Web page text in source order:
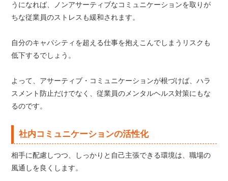
うになれば、ノンアサーティブなコミュニケーションを取りが
ちな従業員のストレスも緩和されます。
自分のキャパシティを超える仕事を抱えこんでしまうリスクも
低下するでしょう。
よって、アサーティブ・コミュニケーションが根づけば、ハラ
スメント防止だけでなく、従業員のメンタルヘルス対策にもな
るのです。
社内コミュニケーションの活性化
相手に配慮しつつ、しっかりと自己主張できる環境は、職場の
風通しを良くします。